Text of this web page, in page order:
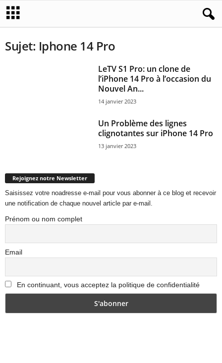
Sujet: Iphone 14 Pro
LeTV S1 Pro: un clone de
l’iPhone 14 Pro à l’occasion du
Nouvel An...
14 janvier 2023
Un Problème des lignes
clignotantes sur iPhone 14 Pro
13 janvier 2023
Rejoignez notre Newsletter
Saisissez votre noadresse e-mail pour vous abonner à ce blog et recevoir
une notification de chaque nouvel article par e-mail.
Prénom ou nom complet
Email
En continuant, vous acceptez la politique de confidentialité